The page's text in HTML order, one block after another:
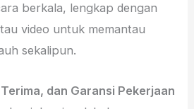
berkala, lengkap dengan
video untuk memantau
sekalipun.
dan Garansi Pekerjaan